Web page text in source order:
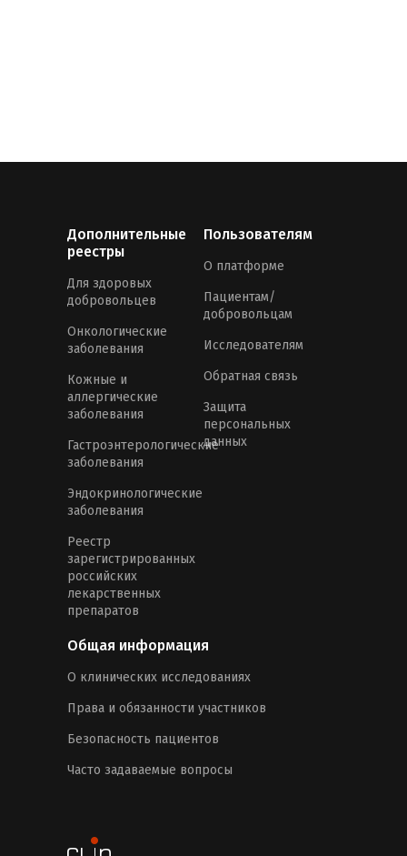
Дополнительные
реестры
Для здоровых
добровольцев
Онкологические
заболевания
Кожные и
аллергические
заболевания
Гастроэнтерологические
заболевания
Эндокринологические
заболевания
Реестр
зарегистрированных
российских
лекарственных
препаратов
Пользователям
О платформе
Пациентам/
добровольцам
Исследователям
Обратная связь
Защита
персональных
данных
Общая информация
О клинических исследованиях
Права и обязанности участников
Безопасность пациентов
Часто задаваемые вопросы